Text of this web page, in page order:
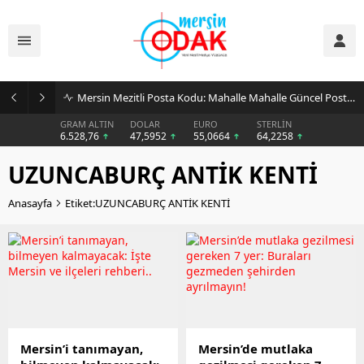
Mersin Mezitli Posta Kodu: Mahalle Mahalle Güncel Posta Kodu Rehberi
GRAM ALTIN
6.528,76
DOLAR
47,5952
EURO
55,0664
STERLİN
64,2258
UZUNCABURÇ ANTİK KENTİ
Anasayfa Etiket:UZUNCABURÇ ANTİK KENTİ
Mersin’i tanımayan,
Mersin’de mutlaka